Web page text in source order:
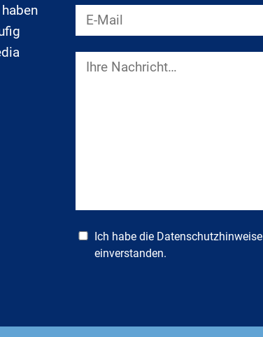
Ich habe die Datenschutzhinweise
einverstanden.